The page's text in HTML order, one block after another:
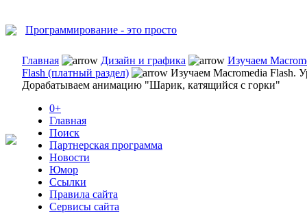
Программирование - это просто
Главная Дизайн и графика
Изучаем
Flash (платный раздел)
Изучаем Macromedia Flash.
Дорабатываем анимацию "Шарик, катящийся с горки"
0+
Главная
Поиск
Партнерская программа
Новости
Юмор
Ссылки
Правила сайта
Сервисы сайта